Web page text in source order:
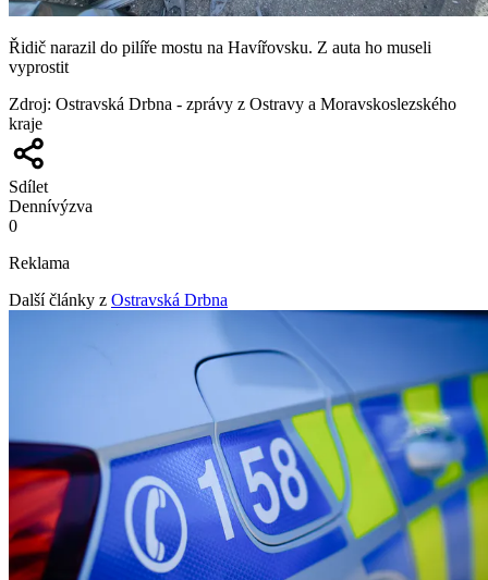
Řidič narazil do pilíře mostu na Havířovsku. Z auta ho museli
vyprostit
Zdroj: Ostravská Drbna - zprávy z Ostravy a Moravskoslezského
kraje
Sdílet
Dennívýzva
0
Reklama
Další články z Ostravská Drbna